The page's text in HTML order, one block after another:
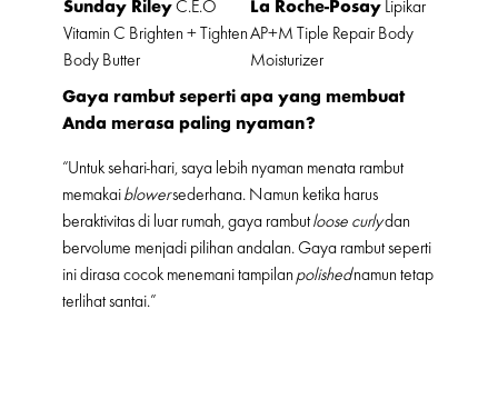
Sunday RileyC.E.O
Vitamin C Brighten + Tighten
Body Butter
La Roche-Posay Lipikar
AP+M Tiple Repair Body
Moisturizer
Gaya rambut seperti apa yang membuat
Anda merasa paling nyaman?
“Untuk sehari-hari, saya lebih nyaman menata rambut
memakaiblowersederhana. Namun ketika harus
beraktivitas di luar rumah, gaya rambutloose curlydan
bervolume menjadi pilihan andalan. Gaya rambut seperti
ini dirasa cocok menemani tampilan polishednamun tetap
terlihat santai.”